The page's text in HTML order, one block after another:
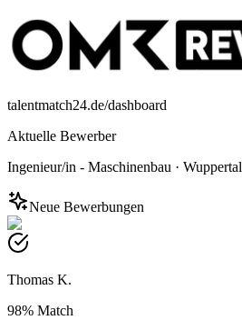
talentmatch24.de/dashboard
Aktuelle Bewerber
Ingenieur/in - Maschinenbau · Wuppertal
Neue Bewerbungen
Thomas K.
98% Match